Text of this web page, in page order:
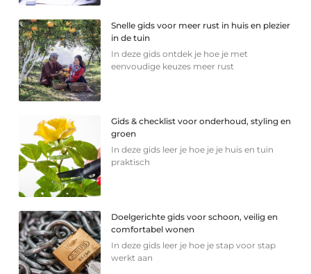
Snelle gids voor meer rust in huis en plezier
in de tuin
In deze gids ontdek je hoe je met
eenvoudige keuzes meer rust
Gids & checklist voor onderhoud, styling en
groen
In deze gids leer je hoe je je huis en tuin
praktisch
Doelgerichte gids voor schoon, veilig en
comfortabel wonen
In deze gids leer je hoe je stap voor stap
werkt aan